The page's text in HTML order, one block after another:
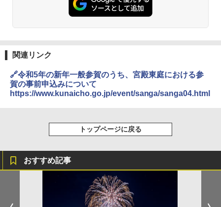
￥2,980
付き ヒグマ・イノシシ対策 自治体・教育機
関の購入実績 登山・キャンプ・アウトドア・
防災用品 長期保存可能 緊急時用 日本国内発
送
ラソル ガーデン サイトシート付 折りたたみ
き
￥6,459
関連リンク
🔗令和5年の新年一般参賀のうち、宮殿東庭における参
賀の事前申込みについて
https://www.kunaicho.go.jp/event/sanga/sanga04.html
トップページに戻る
おすすめ記事